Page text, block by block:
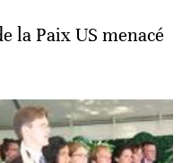
la Paix US menacé